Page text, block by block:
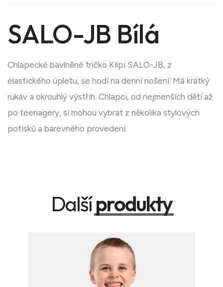
SALO-JB Bílá
Chlapecké bavlněné tričko Kilpi SALO-JB, z
elastického úpletu, se hodí na denní nošení. Má krátký
rukáv a okrouhlý výstřih. Chlapci, od nejmenších dětí až
po teenagery, si mohou vybrat z několika stylových
potisků a barevného provedení.
Dalšíprodukty